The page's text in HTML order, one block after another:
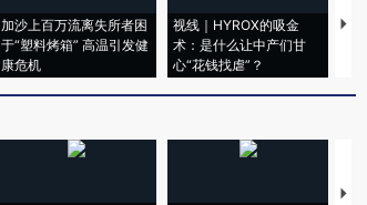
加沙上百万流离失所者困
于“塑料烤箱” 高温引发健
康危机
视线｜HYROX的吸金
术：是什么让中产们甘
心“花钱找虐”？
马
【